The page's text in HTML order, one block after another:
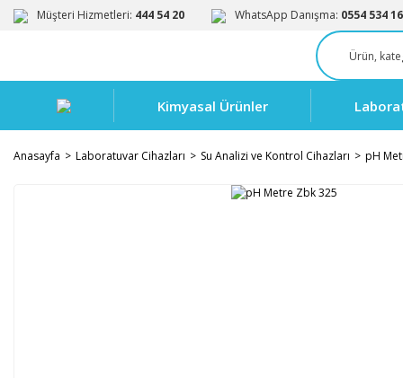
Müşteri Hizmetleri: 444 54 20 WhatsApp Danışma: 0554 534
Kimyasal Ürünler
Anasayfa Laboratuvar Cihazları Su Analizi ve Kontrol Cihazları pH